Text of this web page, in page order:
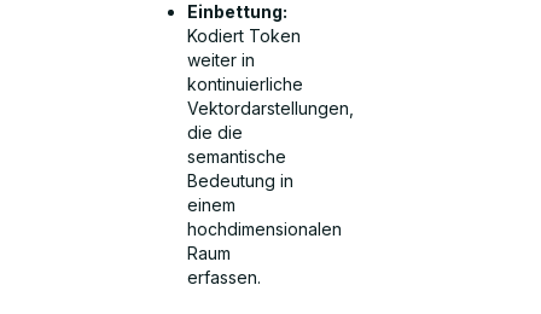
Einbettung:
Kodiert Token
weiter in
kontinuierliche
Vektordarstellungen,
die die
semantische
Bedeutung in
einem
hochdimensionalen
Raum
erfassen.